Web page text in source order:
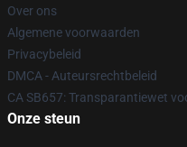
Over ons
Algemene voorwaarden
Privacybeleid
DMCA - Auteursrechtbeleid
CA SB657: Transparantiewet
Onze steun